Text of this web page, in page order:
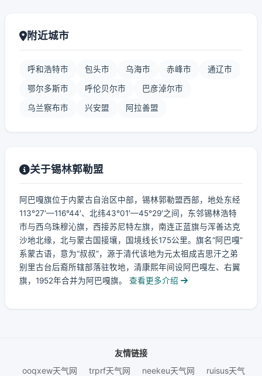
附近城市
呼和浩特市 包头市 乌海市 赤峰市 通辽市
鄂尔多斯市 呼伦贝尔市 巴彦淖尔市
乌兰察布市 兴安盟 阿拉善盟
关于锡林郭勒盟
阿巴嘎旗位于内蒙古自治区中部，锡林郭勒盟西部，地处东经
113°27′—116°44′、北纬43°01′—45°29′之间，东邻锡林浩特
市与西乌珠穆沁旗，西接苏尼特左旗，南连正蓝旗与浑善达克
沙地北缘，北与蒙古国接壤，国境线长175公里。旗名“阿巴嘎”
系蒙古语，意为“叔叔”，源于清代该地为元太祖成吉思汗之弟
别里古台后裔所辖部落驻牧地，清康熙年间设阿巴嘎左、右翼
旗，1952年合并为阿巴嘎旗。
查看更多介绍
友情链接
ooqxew天气网
trprf天气网 neekeu天气网 ruisus天气